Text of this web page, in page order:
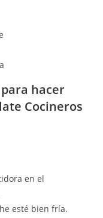
hacer
Cocineros
en el
esté bien fría.